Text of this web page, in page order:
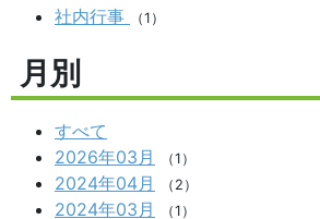
社内行事 （1）
月別
すべて
2026年03月
（1）
2024年04月 （2）
2024年03月 （1）